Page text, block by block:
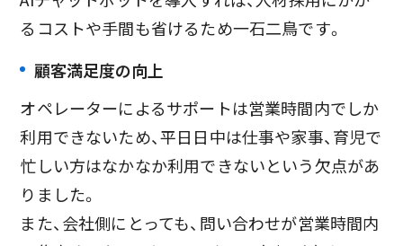
るコストや手間も省けるため一石二鳥です。
顧客満足度の向上
オペレーターによるサポートは営業時間内でしか
利用できないため、平日日中は仕事や家事、育児で
忙しい方はなかなか利用できないという欠点があ
りました。
また、会社側にとっても、問い合わせが営業時間内